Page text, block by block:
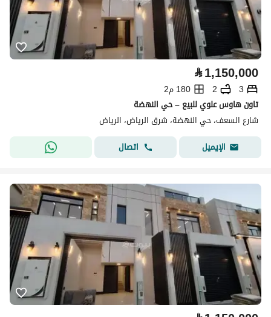
⃁1,150,000
3
2
180 م2
تاون هاوس علوي للبيع – حي النهضة
شارع السعف، حي النهضة، شرق الرياض، الرياض
الإيميل
اتصال